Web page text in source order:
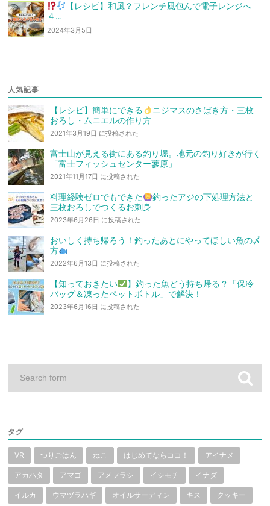
【レシピ】和風？フレンチ風包んで電子レンジへ
４…
2024年3月5日
人気記事
【レシピ】簡単にできる
ニジマスのさばき方・三枚
おろし・ムニエルの作り方
2021年3月19日 に投稿された
富士山が見える街にある釣り堀。地元の釣り好きが行く
「富士フィッシュセンター蓼原」
2021年11月17日 に投稿された
料理経験ゼロでもできた
釣ったアジの下処理方法と
三枚おろしでつくるお刺身
2023年6月26日 に投稿された
おいしく持ち帰ろう！釣ったあとにやってほしい魚の〆
方
2022年6月13日 に投稿された
【知っておきたい
】釣った魚どう持ち帰る？「保冷
バッグ＆凍ったペットボトル」で解決！
2023年6月16日 に投稿された
タグ
VR つりごはん ねこ はじめてならココ！ アイナメ
アカハタ アマゴ アメフラシ イシモチ イナダ
イルカ ウマヅラハギ オイルサーディン キス クッキー